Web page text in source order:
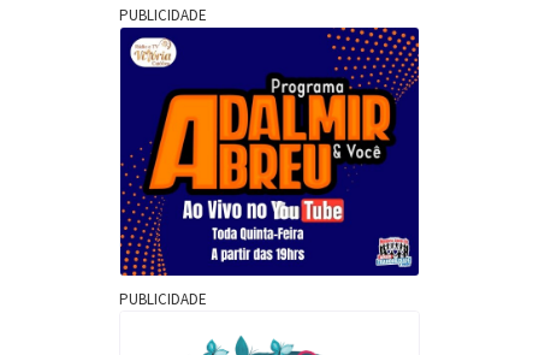
PUBLICIDADE
PUBLICIDADE